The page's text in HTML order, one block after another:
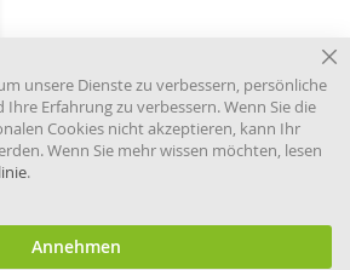
im offiziellen Register
Information.
unsere Dienste zu verbessern, persönliche
Erfahrung zu verbessern. Wenn Sie die
Cookies nicht akzeptieren, kann Ihr
Wenn Sie mehr wissen möchten, lesen
.
Annehmen